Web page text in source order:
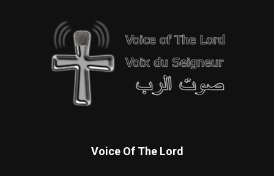
Voice Of The Lord